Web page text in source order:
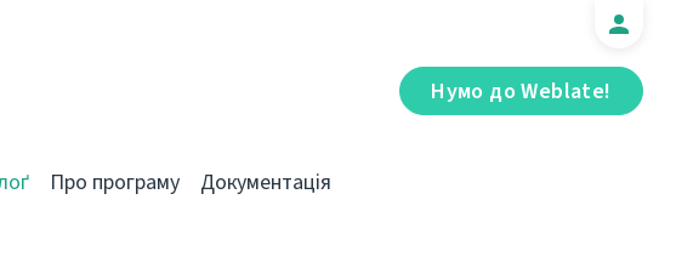
Нумо до Weblate!
Про програму Документація